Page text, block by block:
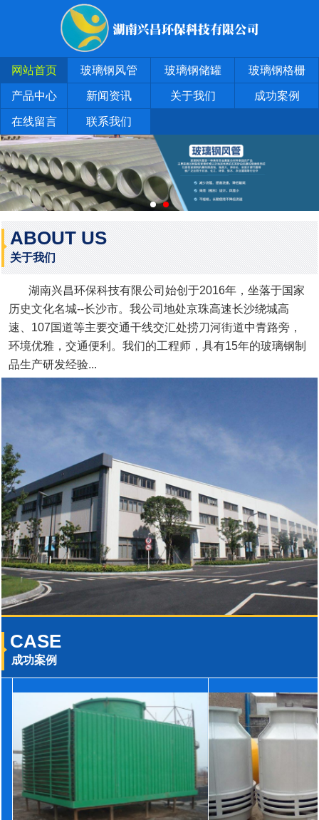
网站首页 玻璃钢风管 玻璃钢储罐 玻璃钢格栅
产品中心 新闻资讯 关于我们 成功案例
在线留言 联系我们
ABOUT US
关于我们
湖南兴昌环保科技有限公司始创于2016年，坐落于国家
历史文化名城--长沙市。我公司地处京珠高速长沙绕城高
速、107国道等主要交通干线交汇处捞刀河街道中青路旁，
环境优雅，交通便利。我们的工程师，具有15年的玻璃钢制
品生产研发经验...
CASE
成功案例